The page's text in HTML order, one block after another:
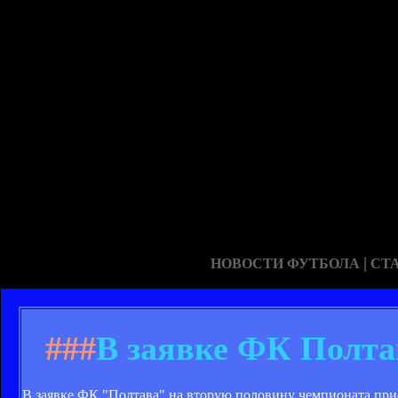
НОВОСТИ ФУТБОЛА |
###В заявке ФК
В заявке ФК "Полтава" на вторую половину чемпионата